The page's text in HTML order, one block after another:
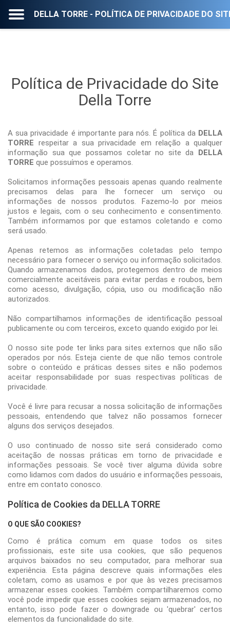
Política de Privacidade do Site
Della Torre
A sua privacidade é importante para nós. É política da DELLA
TORRE respeitar a sua privacidade em relação a qualquer
informação sua que possamos coletar no site da DELLA
TORRE que possuímos e operamos.
Solicitamos informações pessoais apenas quando realmente
precisamos delas para lhe fornecer um serviço ou
informações de nossos produtos. Fazemo-lo por meios
justos e legais, com o seu conhecimento e consentimento.
Também informamos por que estamos coletando e como
será usado.
Apenas retemos as informações coletadas pelo tempo
necessário para fornecer o serviço ou informação solicitados.
Quando armazenamos dados, protegemos dentro de meios
comercialmente aceitáveis ​​para evitar perdas e roubos, bem
como acesso, divulgação, cópia, uso ou modificação não
autorizados.
Não compartilhamos informações de identificação pessoal
publicamente ou com terceiros, exceto quando exigido por lei.
O nosso site pode ter links para sites externos que não são
operados por nós. Esteja ciente de que não temos controle
sobre o conteúdo e práticas desses sites e não podemos
aceitar responsabilidade por suas respectivas políticas de
privacidade.
Você é livre para recusar a nossa solicitação de informações
pessoais, entendendo que talvez não possamos fornecer
alguns dos serviços desejados.
O uso continuado de nosso site será considerado como
aceitação de nossas práticas em torno de privacidade e
informações pessoais. Se você tiver alguma dúvida sobre
como lidamos com dados do usuário e informações pessoais,
entre em contato conosco.
Política de Cookies da DELLA TORRE
O QUE SÃO COOKIES?
Como é prática comum em quase todos os sites
profissionais, este site usa cookies, que são pequenos
arquivos baixados no seu computador, para melhorar sua
experiência. Esta página descreve quais informações eles
coletam, como as usamos e por que às vezes precisamos
armazenar esses cookies. Também compartilharemos como
você pode impedir que esses cookies sejam armazenados, no
entanto, isso pode fazer o downgrade ou 'quebrar' certos
elementos da funcionalidade do site.
DELLA TORRE - POLÍTICA DE PRIVACIDADE DO